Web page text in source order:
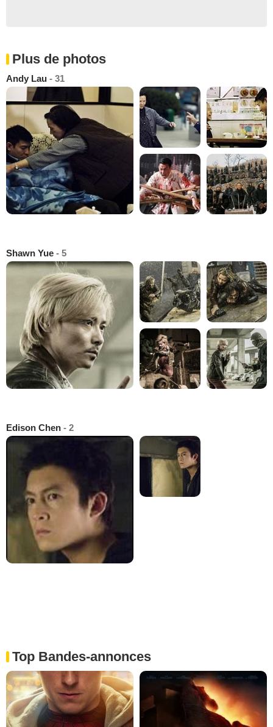
Plus de photos
Andy Lau - 31
Shawn Yue - 5
Edison Chen - 2
Top Bandes-annonces